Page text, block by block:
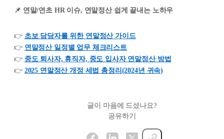
📌 연말/연초 HR 이슈, 연말정산 쉽게 끝내는 노하우
👉 초보 담당자를 위한 연말정산 가이드
👉 연말정산 일정별 업무 체크리스트
👉 중도 퇴사자, 휴직자, 중도 입사자 연말정산 방법
👉 2025 연말정산 개정 세법 총정리(2024년 귀속)
글이 마음에 드셨나요?
공유하기